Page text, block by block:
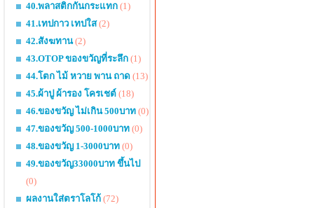
40.พลาสติกกันกระแทก (1)
41.เทปกาว เทปใส(2)
42.สังฆทาน(2)
43.OTOP ของขวัญที่ระลึก (1)
44.โตก ไม้ หวาย พาน ถาด (13)
45.ผ้าปู ผ้ารอง โครเชต์ (18)
46.ของขวัญ ไม่เกิน 500บาท (0)
47.ของขวัญ 500-1000บาท (0)
48.ของขวัญ 1-3000บาท (0)
49.ของขวัญ33000บาท ขึ้นไป
(0)
ผลงานใส่ตราโลโก้ (72)